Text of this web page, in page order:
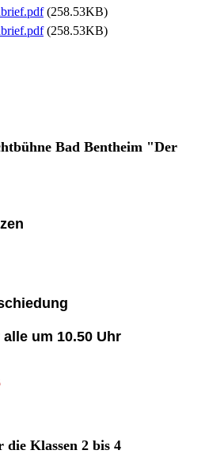
(258.53KB)
(258.53KB)
Bad Bentheim "Der
um 10.50 Uhr
Klassen 2 bis 4